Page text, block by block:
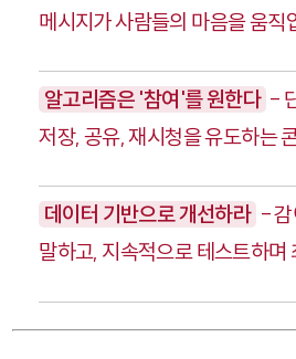
메시지가 사람들의 마음을 움직
알고리즘은 '참여'를 원한다 -
저장, 공유, 재시청을 유도하는
데이터 기반으로 개선하라 - 감
말하고, 지속적으로 테스트하며